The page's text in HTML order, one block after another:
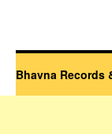
Bhavna Records